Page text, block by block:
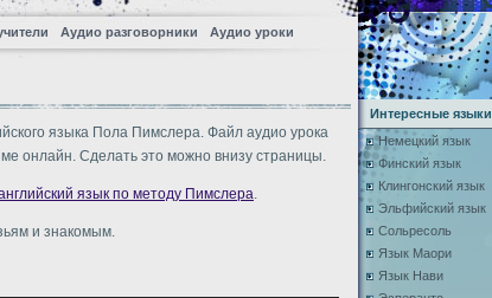
Аудио разговорники Аудио уроки
языка Пола Пимслера. Файл аудио урока
онлайн. Сделать это можно внизу страницы.
язык по методу Пимслера.
и знакомым.
Интересные языки
Немецкий язык
Финский язык
Клингонский язык
Эльфийский язык
Сольресоль
Язык Маори
Язык Нави